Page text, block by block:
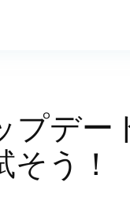
プデ
う！